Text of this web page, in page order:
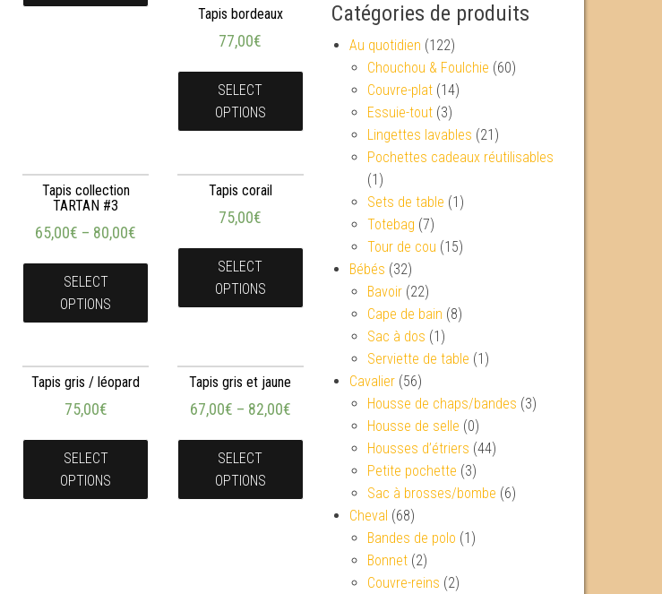
Tapis bordeaux
77,00€
SELECT
OPTIONS
Tapis collection
TARTAN #3
65,00€ – 80,00€
SELECT
OPTIONS
Tapis corail
75,00€
SELECT
OPTIONS
Tapis gris / léopard
75,00€
SELECT
OPTIONS
Tapis gris et jaune
67,00€ – 82,00€
SELECT
OPTIONS
Catégories de produits
Au quotidien (122)
Chouchou & Foulchie (60)
Couvre-plat (14)
Essuie-tout (3)
Lingettes lavables (21)
Pochettes cadeaux réutilisables
(1)
Sets de table (1)
Totebag (7)
Tour de cou (15)
Bébés (32)
Bavoir (22)
Cape de bain (8)
Sac à dos (1)
Serviette de table (1)
Cavalier (56)
Housse de chaps/bandes (3)
Housse de selle (0)
Housses d’étriers (44)
Petite pochette (3)
Sac à brosses/bombe (6)
Cheval (68)
Bandes de polo (1)
Bonnet (2)
Couvre-reins (2)